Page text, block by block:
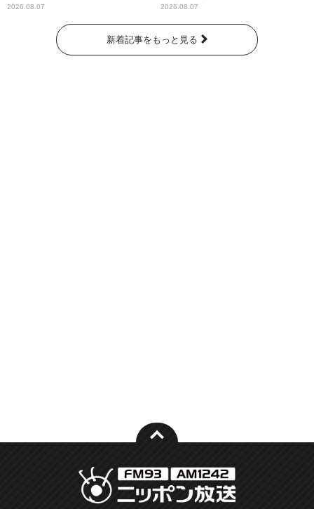
パンプスが合格祈願！
2026.08.07
ー昼ズ』
2026.08.07
新着記事をもっと見る